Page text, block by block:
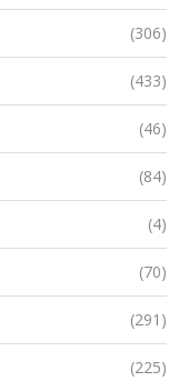
(306)
(433)
(46)
(84)
(4)
(70)
(291)
(225)